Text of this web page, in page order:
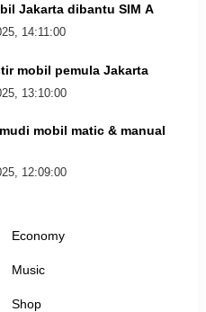
Jakarta dibantu SIM A
14:11:00
mobil pemula Jakarta
13:10:00
mobil matic & manual
12:09:00
Economy
Music
Shop